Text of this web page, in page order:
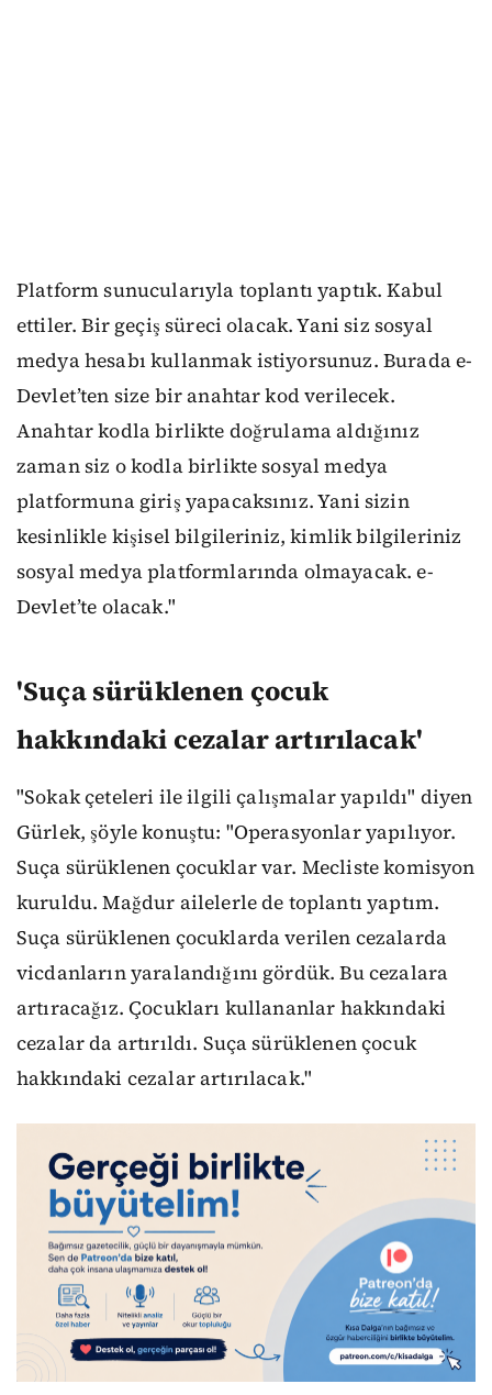
Platform sunucularıyla toplantı yaptık. Kabul
ettiler. Bir geçiş süreci olacak. Yani siz sosyal
medya hesabı kullanmak istiyorsunuz. Burada e-
Devlet’ten size bir anahtar kod verilecek.
Anahtar kodla birlikte doğrulama aldığınız
zaman siz o kodla birlikte sosyal medya
platformuna giriş yapacaksınız. Yani sizin
kesinlikle kişisel bilgileriniz, kimlik bilgileriniz
sosyal medya platformlarında olmayacak. e-
Devlet’te olacak."
'Suça sürüklenen çocuk
hakkındaki cezalar artırılacak'
"Sokak çeteleri ile ilgili çalışmalar yapıldı" diyen
Gürlek, şöyle konuştu: "Operasyonlar yapılıyor.
Suça sürüklenen çocuklar var. Mecliste komisyon
kuruldu. Mağdur ailelerle de toplantı yaptım.
Suça sürüklenen çocuklarda verilen cezalarda
vicdanların yaralandığını gördük. Bu cezalara
artıracağız. Çocukları kullananlar hakkındaki
cezalar da artırıldı. Suça sürüklenen çocuk
hakkındaki cezalar artırılacak."